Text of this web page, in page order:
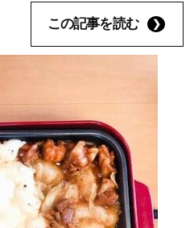
この記事を読む